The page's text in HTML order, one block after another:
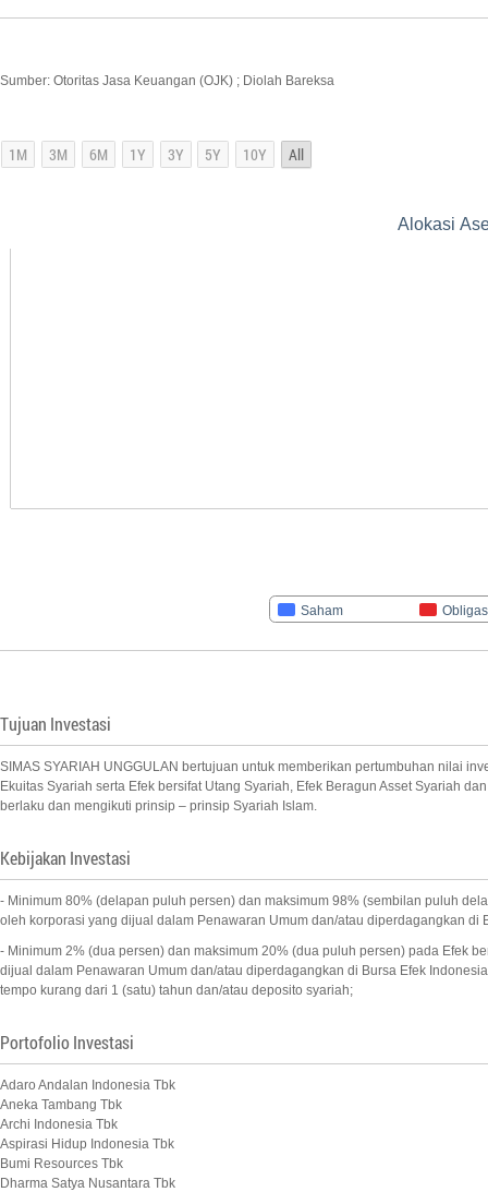
Sumber: Otoritas Jasa Keuangan (OJK) ; Diolah Bareksa
Alokasi
Saham
Tujuan Investasi
SIMAS SYARIAH UNGGULAN bertujuan untuk memberikan pertumbuhan nilai
Ekuitas Syariah serta Efek bersifat Utang Syariah, Efek Beragun Asset Syariah
berlaku dan mengikuti prinsip – prinsip Syariah Islam.
Kebijakan Investasi
- Minimum 80% (delapan puluh persen) dan maksimum 98% (sembilan puluh
oleh korporasi yang dijual dalam Penawaran Umum dan/atau diperdagangkan di
- Minimum 2% (dua persen) dan maksimum 20% (dua puluh persen) pada Efek
dijual dalam Penawaran Umum dan/atau diperdagangkan di Bursa Efek
tempo kurang dari 1 (satu) tahun dan/atau deposito syariah;
Portofolio Investasi
Adaro Andalan Indonesia Tbk
Aneka Tambang Tbk
Archi Indonesia Tbk
Aspirasi Hidup Indonesia Tbk
Bumi Resources Tbk
Dharma Satya Nusantara Tbk